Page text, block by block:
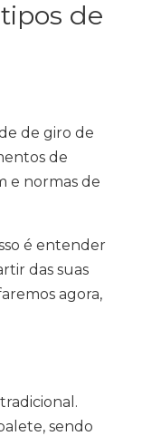
de
de giro de
de
e normas de
é entender
das suas
agora,
sendo